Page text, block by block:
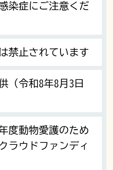
染症にご注意くだ
禁止されています
（令和8年8月3日
度動物愛護のため
ラウドファンディ